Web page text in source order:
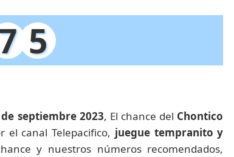
5
septiembre 2023, El chance del Chontico
el canal Telepacifico, juegue tempranito y
y nuestros números recomendados,